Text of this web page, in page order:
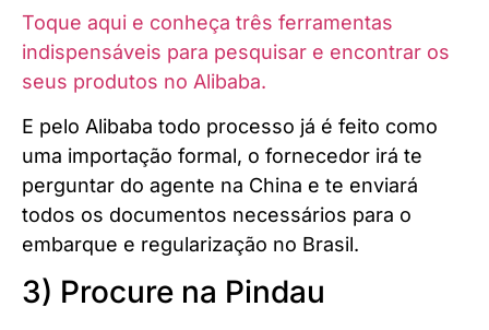
Toque aqui e conheça três ferramentas
indispensáveis para pesquisar e encontrar os
seus produtos no Alibaba.
E pelo Alibaba todo processo já é feito como
uma importação formal, o fornecedor irá te
perguntar do agente na China e te enviará
todos os documentos necessários para o
embarque e regularização no Brasil.
3) Procure na Pindau